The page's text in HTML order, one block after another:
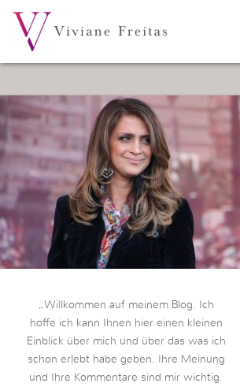
„Willkommen auf meinem Blog. Ich
hoffe ich kann Ihnen hier einen kleinen
Einblick über mich und über das was ich
schon erlebt habe geben. Ihre Meinung
und Ihre Kommentare sind mir wichtig.